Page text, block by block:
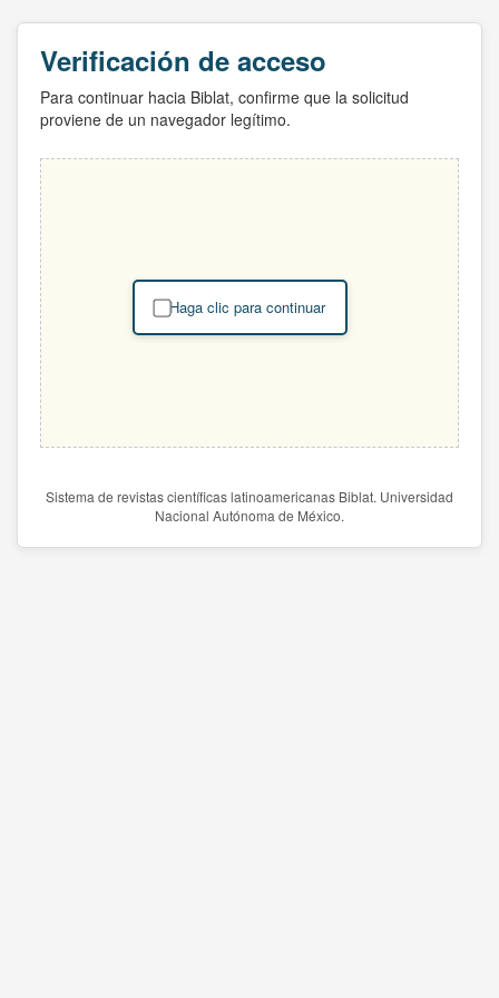
Verificación de acceso
Para continuar hacia Biblat, confirme que la solicitud
proviene de un navegador legítimo.
Haga clic para continuar
Sistema de revistas científicas latinoamericanas Biblat. Universidad
Nacional Autónoma de México.